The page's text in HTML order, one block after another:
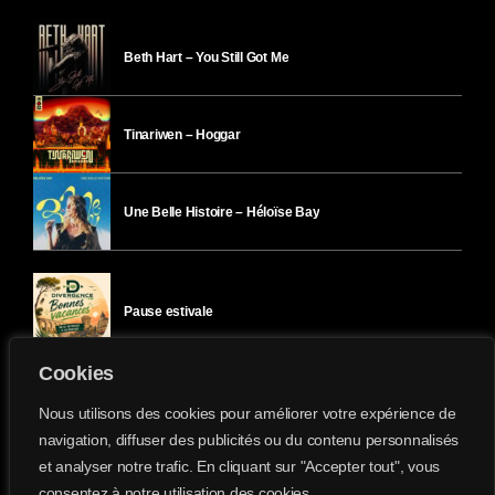
Cookies
Nous utilisons des cookies pour améliorer votre expérience de
navigation, diffuser des publicités ou du contenu personnalisés
et analyser notre trafic. En cliquant sur "Accepter tout", vous
Beth Hart – You Still Got Me
Tinariwen – Hoggar
Une Belle Histoire – Héloïse Bay
Pause estivale
Ici l’Ombre – mardi 28 juillet